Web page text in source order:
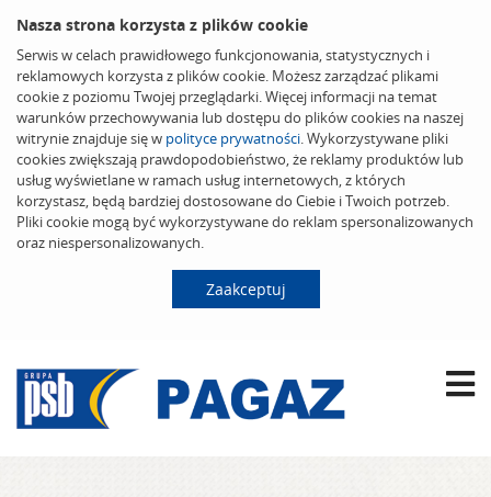
Nasza strona korzysta z plików cookie
Serwis w celach prawidłowego funkcjonowania, statystycznych i
reklamowych korzysta z plików cookie. Możesz zarządzać plikami
cookie z poziomu Twojej przeglądarki. Więcej informacji na temat
warunków przechowywania lub dostępu do plików cookies na naszej
witrynie znajduje się w polityce prywatności. Wykorzystywane pliki
cookies zwiększają prawdopodobieństwo, że reklamy produktów lub
usług wyświetlane w ramach usług internetowych, z których
korzystasz, będą bardziej dostosowane do Ciebie i Twoich potrzeb.
Pliki cookie mogą być wykorzystywane do reklam spersonalizowanych
oraz niespersonalizowanych.
Zaakceptuj